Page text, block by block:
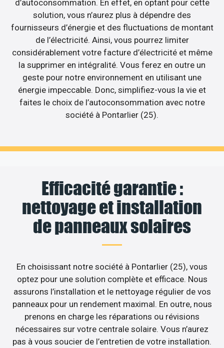
d’autoconsommation. En effet, en optant pour cette
solution, vous n’aurez plus à dépendre des
fournisseurs d’énergie et des fluctuations de montant
de l’électricité. Ainsi, vous pourrez limiter
considérablement votre facture d’électricité et même
la supprimer en intégralité. Vous ferez en outre un
geste pour notre environnement en utilisant une
énergie impeccable. Donc, simplifiez-vous la vie et
faites le choix de l’autoconsommation avec notre
société à Pontarlier (25).
Efficacité garantie :
nettoyage et installation
de panneaux solaires
En choisissant notre société à Pontarlier (25), vous
optez pour une solution complète et efficace. Nous
assurons l’installation et le nettoyage régulier de vos
panneaux pour un rendement maximal. En outre, nous
prenons en charge les réparations ou révisions
nécessaires sur votre centrale solaire. Vous n’aurez
pas à vous soucier de l’entretien de votre installation.